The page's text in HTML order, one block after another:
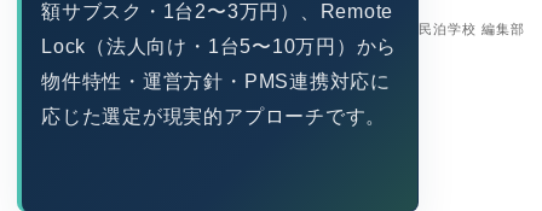
民泊学校 編集部
額サブスク・1台2〜3万円）、Remote
Lock（法人向け・1台5〜10万円）から
物件特性・運営方針・PMS連携対応に
応じた選定が現実的アプローチです。